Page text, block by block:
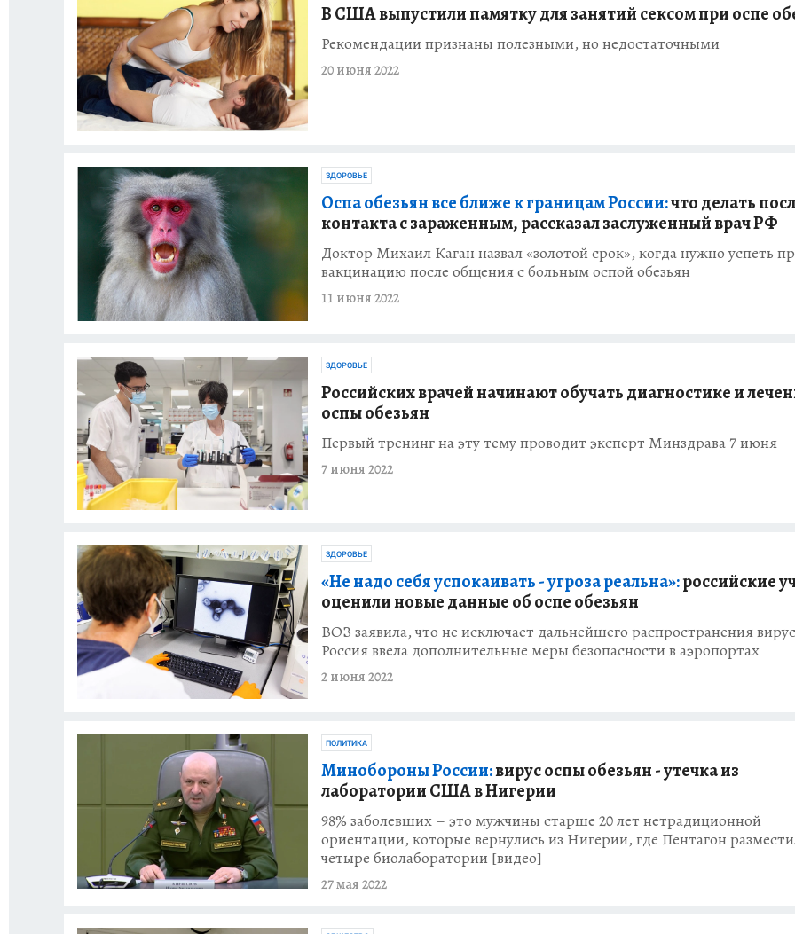
В США выпустили памятку для занятий сексом при оспе
Рекомендации признаны полезными, но недостаточными
20 июня 2022
ЗДОРОВЬЕ
Оспа обезьян все ближе к границам России:что делать
контакта с зараженным, рассказал заслуженный врач РФ
Доктор Михаил Каган назвал «золотой срок», когда нужно успеть
вакцинацию после общения с больным оспой обезьян
11 июня 2022
ЗДОРОВЬЕ
Российских врачей начинают обучать диагностике и
оспы обезьян
Первый тренинг на эту тему проводит эксперт Минздрава 7 июня
7 июня 2022
ЗДОРОВЬЕ
«Не надо себя успокаивать - угроза реальна»:российские
оценили новые данные об оспе обезьян
ВОЗ заявила, что не исключает дальнейшего распространения
Россия ввела дополнительные меры безопасности в аэропортах
2 июня 2022
ПОЛИТИКА
Минобороны России:вирус оспы обезьян - утечка из
лаборатории США в Нигерии
98% заболевших – это мужчины старше 20 лет нетрадиционной
ориентации, которые вернулись из Нигерии, где Пентагон
четыре биолаборатории [видео]
27 мая 2022